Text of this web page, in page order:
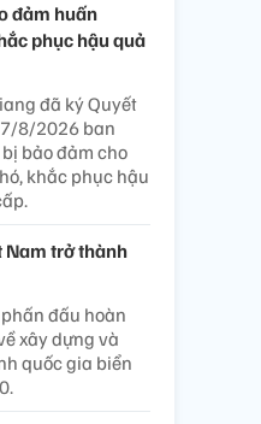
đảm huấn
phục hậu quả
đã ký Quyết
8/2026 ban
bảo đảm cho
khắc phục hậu
Nam trở thành
đấu hoàn
xây dựng và
quốc gia biển